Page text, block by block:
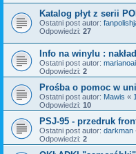
Katalog płyt z serii
Ostatni post autor:
Odpowiedzi: 27
Info na winylu :
Ostatni post autor:
Odpowiedzi: 2
Prośba o pomoc w
Ostatni post autor: Mawis «
Odpowiedzi: 10
PSJ-95 - przedruk
Ostatni post autor: darkman
Odpowiedzi: 2